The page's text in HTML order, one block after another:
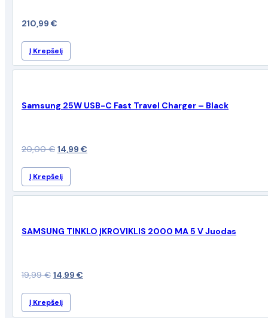
210,99 €
Į Krepšelį
Samsung 25W USB-C Fast Travel Charger – Black
20,00€ Original
price
was:
20,00 €.
14,99 €
14,99 €.
Į Krepšelį
SAMSUNG TINKLO ĮKROVIKLIS 2000 MA 5 V Juodas
19,99€ Original
price
was:
14,99 €
Į Krepšelį